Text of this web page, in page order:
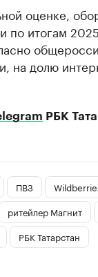
оценке,
по итогам
на долю
РБК
ПВЗ
ритейлер Магнит
РБК Татарстан